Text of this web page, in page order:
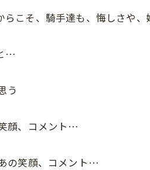
らこそ、騎手達も、悔しさや
…
う
顔、コメント…
の笑顔、コメント…